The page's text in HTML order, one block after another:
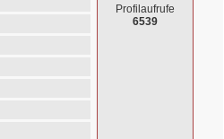
Profilaufrufe
6539